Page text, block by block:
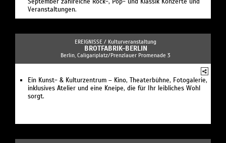
Veranstaltungen.
EREIGNISSE / Kulturveranstaltung
BROTFABRIK-BERLIN
Berlin, Caligariplatz/Prenzlauer Promenade 3
Ein Kunst- & Kulturzentrum – Kino, Theaterbühne, Fotogalerie,
inklusives Atelier und eine Kneipe, die für Ihr leibliches Wohl
sorgt.